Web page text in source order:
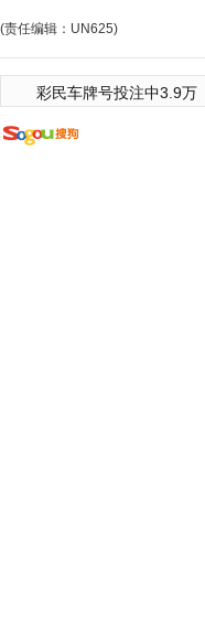
(责任编辑：UN625)
彩民车牌号投注中3.9万